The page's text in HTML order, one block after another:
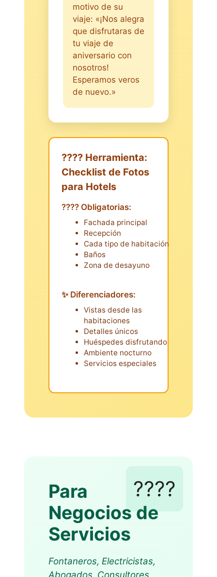
motivo de su
viaje: «¡Nos alegra
que disfrutaras de
tu viaje de
aniversario con
nosotros!
Esperamos veros
de nuevo.»
????️ Herramienta:
Checklist de Fotos
para Hotels
???? Obligatorias:
Fachada principal
Recepción
Cada tipo de habitación
Baños
Zona de desayuno
✨ Diferenciadores:
Vistas desde las
habitaciones
Detalles únicos
Huéspedes disfrutando
Ambiente nocturno
Servicios especiales
????️
Para
Negocios de
Servicios
Fontaneros, Electricistas,